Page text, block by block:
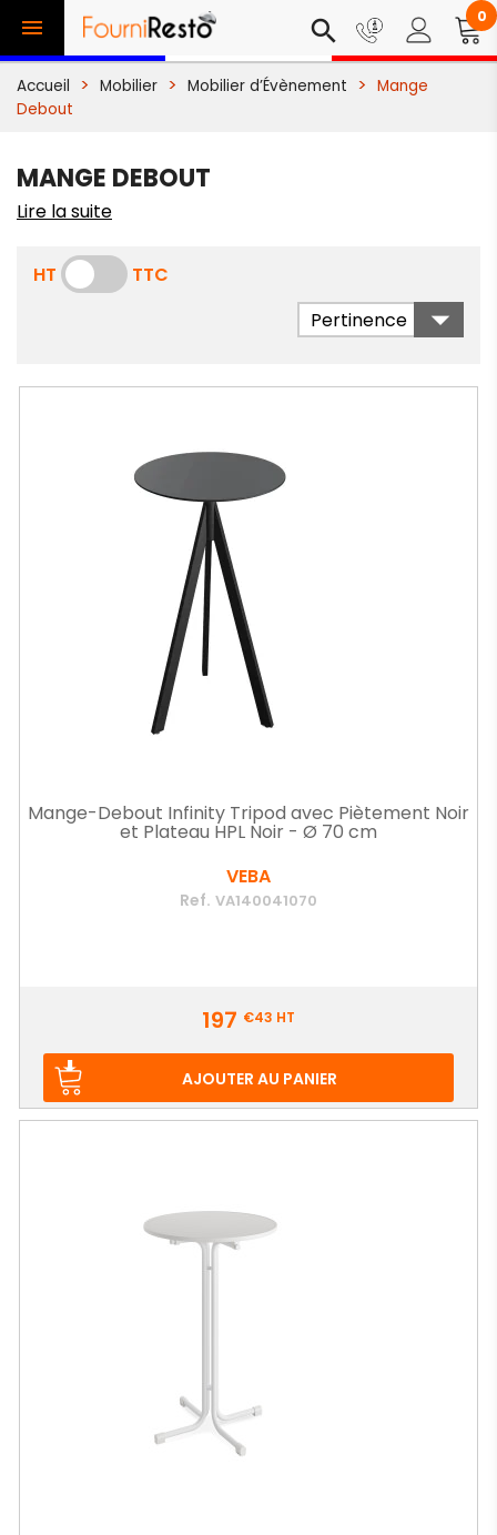
 search 0
Accueil Mobilier Mobilier d’Évènement
Mange
Debout
MANGE DEBOUT
Lire la suite
HT
TTC
Pertinence

Mange-Debout Infinity Tripod avec Piètement Noir
et Plateau HPL Noir - Ø 70 cm
VEBA
Ref. VA140041070
197 €43 HT
AJOUTER AU PANIER